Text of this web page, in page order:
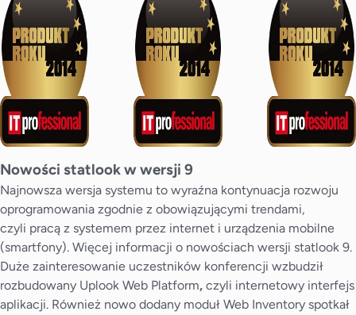
Nowości statlook w wersji 9
Najnowsza wersja systemu to wyraźna kontynuacja rozwoju
oprogramowania zgodnie z obowiązującymi trendami,
czyli pracą z systemem przez internet i urządzenia mobilne
(smartfony). Więcej informacji o nowościach wersji statlook 9.
Duże zainteresowanie uczestników konferencji wzbudził
rozbudowany Uplook Web Platform, czyli internetowy interfejs
aplikacji. Również nowo dodany moduł Web Inventory spotkał